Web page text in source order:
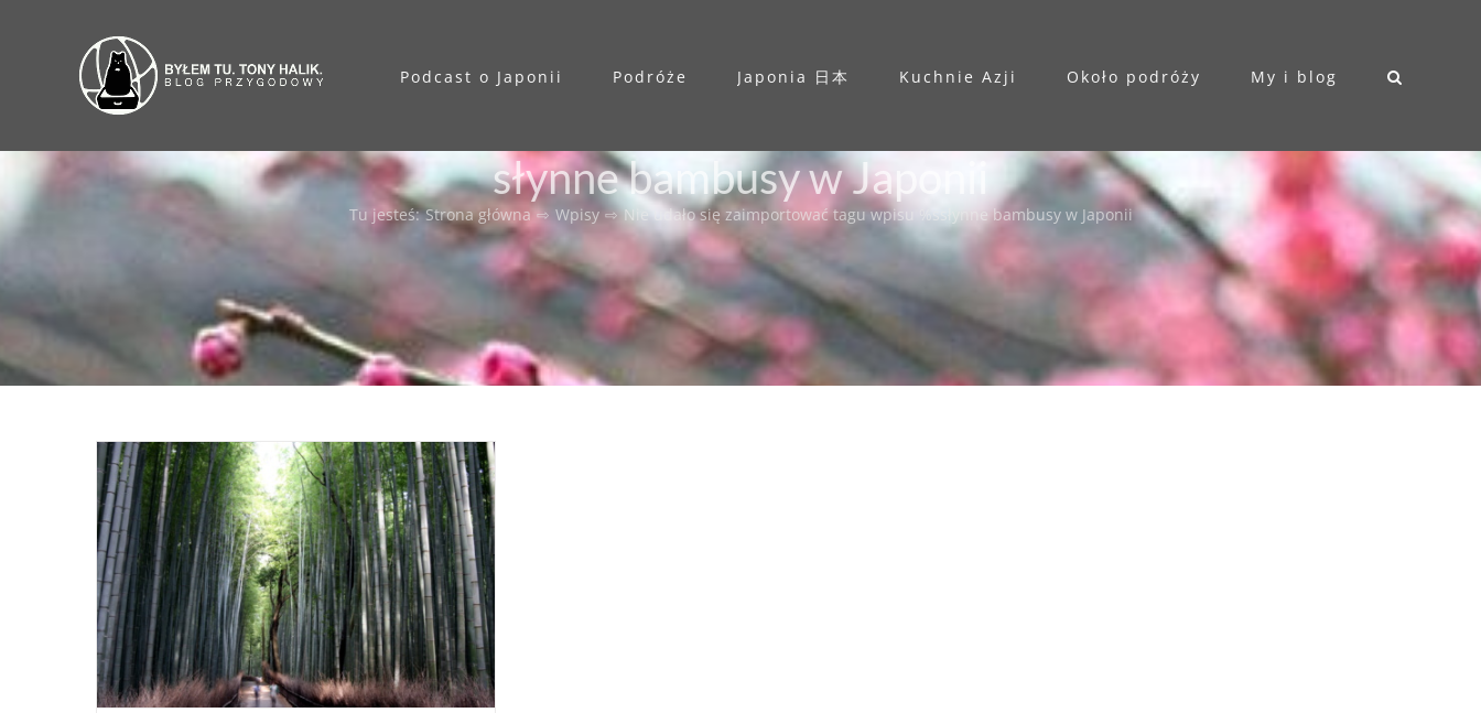
Podcast o Japonii Podróże Japonia 日本 Kuchnie Azji Około podróży My i blog
słynne bambusy w Japonii
Tu jesteś: Strona główna ⇨ Wpisy ⇨ Nie udało się zaimportować tagu wpisu %ssłynne bambusy w Japonii